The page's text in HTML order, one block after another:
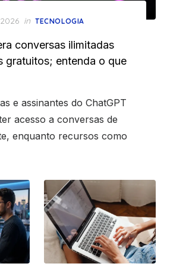
in TECNOLOGIA
conversas ilimitadas
gratuitos; entenda o que
e assinantes do ChatGPT
acesso a conversas de
enquanto recursos como